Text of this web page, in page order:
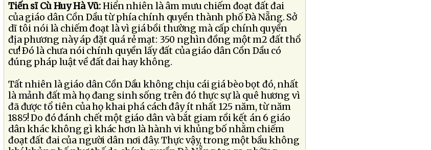
Tiến sĩ Cù Huy Hà Vũ:Hiển nhiên là âm mưu chiếm đoạt đất đai
của giáo dân Cồn Dầu từ phía chính quyền thành phố Ðà Nẵng. Sở
dĩ tôi nói là chiếm đoạt là vì giá bồi thường mà cấp chính quyền
địa phương này áp đặt quá rẻ mạt: 350 nghìn đồng một m2 đất thổ
cư! Ðó là chưa nói chính quyền lấy đất của giáo dân Cồn Dầu có
đúng pháp luật về đất đai hay không.
Tất nhiên là giáo dân Cồn Dầu không chịu cái giá bèo bọt đó, nhất
là mảnh đất mà họ đang sinh sống trên đó thực sự là quê hương vì
đã được tổ tiên của họ khai phá cách đây ít nhất 125 năm, từ năm
1885! Do đó đánh chết một giáo dân và bắt giam rồi kết án 6 giáo
dân khác không gì khác hơn là hành vi khủng bố nhằm chiếm
đoạt đất đai của người dân nơi đây. Thực vậy, trong một bầu không